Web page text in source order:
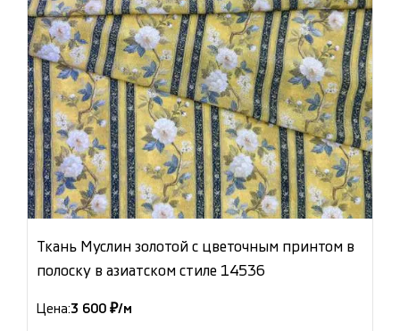
Ткань Муслин золотой с цветочным принтом в
полоску в азиатском стиле 14536
Цена:3 600 ₽/м